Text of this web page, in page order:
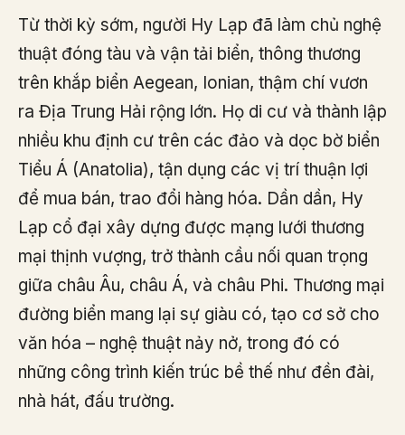
Từ thời kỳ sớm, người Hy Lạp đã làm chủ nghệ
thuật đóng tàu và vận tải biển, thông thương
trên khắp biển Aegean, Ionian, thậm chí vươn
ra Địa Trung Hải rộng lớn. Họ di cư và thành lập
nhiều khu định cư trên các đảo và dọc bờ biển
Tiểu Á (Anatolia), tận dụng các vị trí thuận lợi
để mua bán, trao đổi hàng hóa. Dần dần, Hy
Lạp cổ đại xây dựng được mạng lưới thương
mại thịnh vượng, trở thành cầu nối quan trọng
giữa châu Âu, châu Á, và châu Phi. Thương mại
đường biển mang lại sự giàu có, tạo cơ sở cho
văn hóa – nghệ thuật nảy nở, trong đó có
những công trình kiến trúc bề thế như đền đài,
nhà hát, đấu trường.